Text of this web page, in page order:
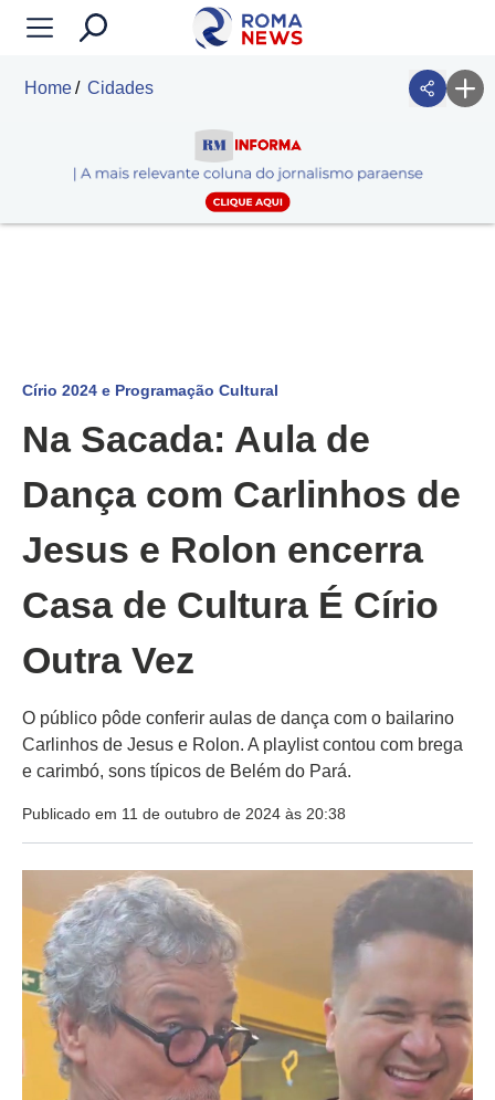
Home Cidades
Círio 2024 e Programação Cultural
Na Sacada: Aula de
Dança com Carlinhos de
Jesus e Rolon encerra
Casa de Cultura É Círio
Outra Vez
O público pôde conferir aulas de dança com o bailarino
Carlinhos de Jesus e Rolon. A playlist contou com brega
e carimbó, sons típicos de Belém do Pará.
Publicado em 11 de outubro de 2024 às 20:38